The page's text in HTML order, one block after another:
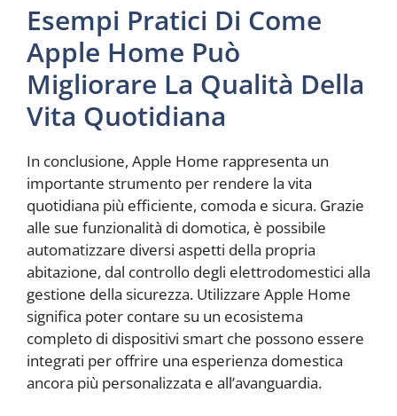
Esempi Pratici Di Come
Apple Home Può
Migliorare La Qualità Della
Vita Quotidiana
In conclusione, Apple Home rappresenta un
importante strumento per rendere la vita
quotidiana più efficiente, comoda e sicura. Grazie
alle sue funzionalità di domotica, è possibile
automatizzare diversi aspetti della propria
abitazione, dal controllo degli elettrodomestici alla
gestione della sicurezza. Utilizzare Apple Home
significa poter contare su un ecosistema
completo di dispositivi smart che possono essere
integrati per offrire una esperienza domestica
ancora più personalizzata e all’avanguardia.